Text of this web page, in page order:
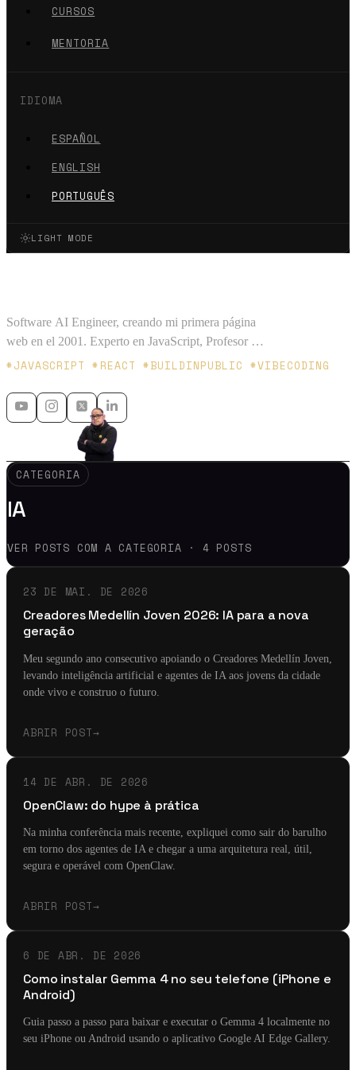
CURSOS
MENTORIA
IDIOMA
ESPAÑOL
ENGLISH
PORTUGUÊS
LIGHT MODE
Software AI Engineer, creando mi primera página
web en el 2001. Experto en JavaScript, Profesor en
Platzi y Microsoft MVP - 🇲🇽 🇨🇴
#JAVASCRIPT #REACT #BUILDINPUBLIC #VIBECODING
CATEGORIA
IA
VER POSTS COM A CATEGORIA · 4 POSTS
23 DE MAI. DE 2026
Creadores Medellín Joven 2026: IA para a nova
geração
Meu segundo ano consecutivo apoiando o Creadores Medellín Joven,
levando inteligência artificial e agentes de IA aos jovens da cidade
onde vivo e construo o futuro.
ABRIR POST→
14 DE ABR. DE 2026
OpenClaw: do hype à prática
Na minha conferência mais recente, expliquei como sair do barulho
em torno dos agentes de IA e chegar a uma arquitetura real, útil,
segura e operável com OpenClaw.
ABRIR POST→
6 DE ABR. DE 2026
Como instalar Gemma 4 no seu telefone (iPhone e
Android)
Guia passo a passo para baixar e executar o Gemma 4 localmente no
seu iPhone ou Android usando o aplicativo Google AI Edge Gallery.